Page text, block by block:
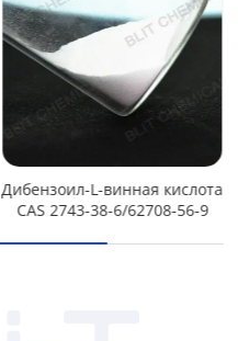
Дибензоил-L-винная кислота
CAS 2743-38-6/62708-56-9